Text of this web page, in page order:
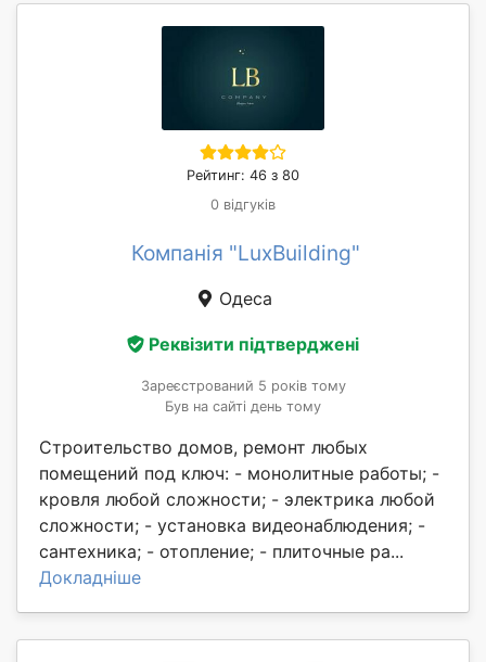
Рейтинг: 46 з 80
0 відгуків
Компанія "LuxBuilding"
Одеса
Реквізити підтверджені
Зареєстрований 5 років тому
Був на сайті день тому
Строительство домов, ремонт любых
помещений под ключ: - монолитные работы; -
кровля любой сложности; - электрика любой
сложности; - установка видеонаблюдения; -
сантехника; - отопление; - плиточные ра...
Докладніше